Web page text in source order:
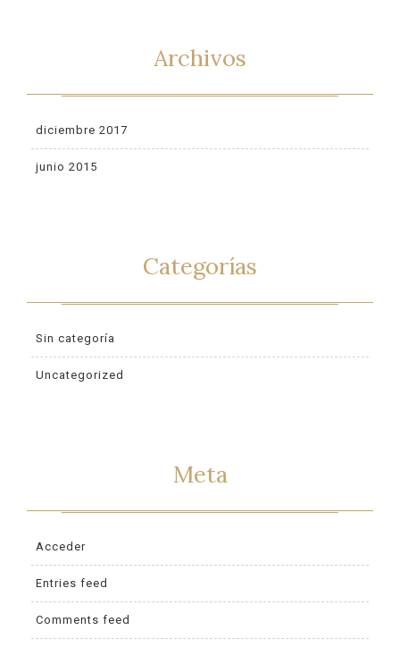
Archivos
diciembre 2017
junio 2015
Categorías
Sin categoría
Uncategorized
Meta
Acceder
Entries feed
Comments feed